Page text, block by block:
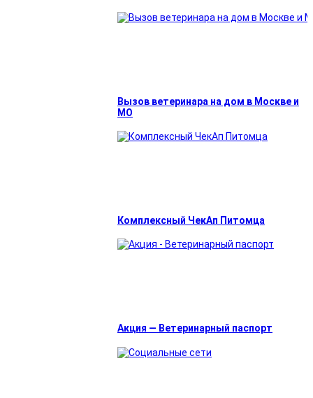
Вызов ветеринара на дом в Москве и
МО
Комплексный ЧекАп Питомца
Акция — Ветеринарный паспорт